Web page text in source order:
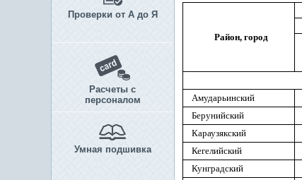
Проверки от А до Я
Расчеты с
персоналом
Умная подшивка
Район, город
Амударьинский
Берунийский
Караузякский
Кегелийский
Кунградский